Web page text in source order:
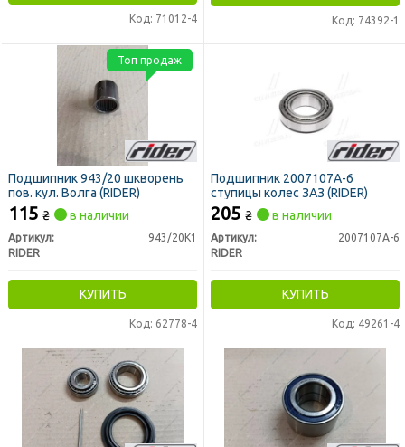
Код: 71012-4 Код: 74392-1
Подшипник 943/20 шкворень
пов. кул. Волга (RIDER)
115 ₴ в наличии
Артикул:
943/20К1
RIDER
КУПИТЬ
Код: 62778-4
Топ продаж
Подшипник 2007107А-6
ступицы колес ЗАЗ (RIDER)
205 ₴ в наличии
Артикул:
2007107А-6
RIDER
КУПИТЬ
Код: 49261-4